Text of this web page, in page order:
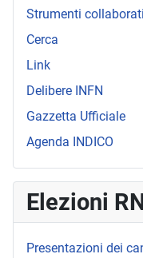
Strumenti
Cerca
Link
Delibere INFN
Gazzetta Ufficiale
Agenda INDICO
Elezioni
Presentazioni dei